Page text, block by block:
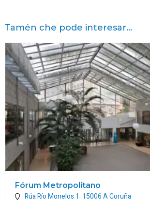
Tamén che pode interesar...
Fórum Metropolitano
Rúa Río Monelos 1. 15006A Coruña